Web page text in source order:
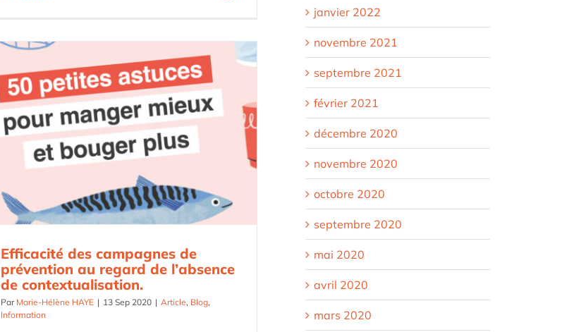
Efficacité des campagnes de
prévention au regard de l’absence
de contextualisation.
Par Marie-Hélène HAYE | 13 Sep 2020 | Article, Blog,
Information
janvier 2022
novembre 2021
septembre 2021
février 2021
décembre 2020
novembre 2020
octobre 2020
septembre 2020
mai 2020
avril 2020
mars 2020